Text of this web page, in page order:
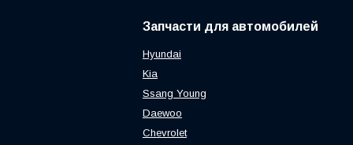
Запчасти для автомобилей
Hyundai
Kia
Ssang Young
Daewoo
Chevrolet